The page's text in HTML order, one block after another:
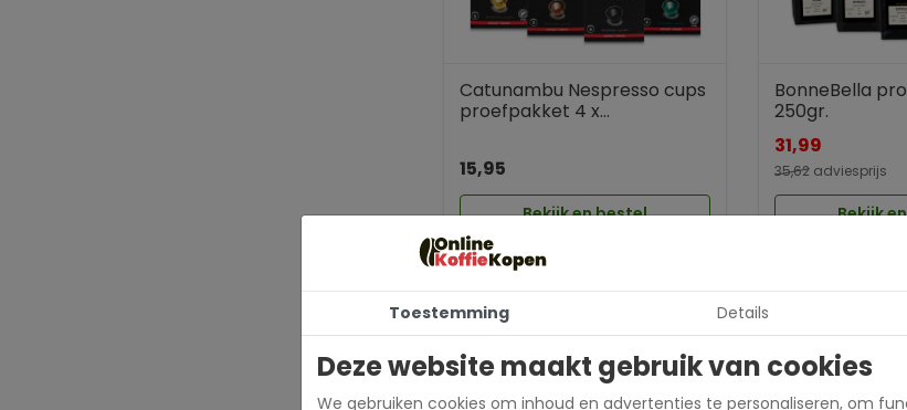
Catunambu Nespresso cups
proefpakket 4 x...
15,95
Bekijk en bestel
BonneBella
250gr.
31,99
35,62adviesprijs
Bekijk
In het assortiment vind je koffie proefpakketten van
koffiemerken die alleen gaan voor de beste kwaliteit.
koffie proefpakketten
zijn zorgvuldig samengesteld
Toestemming Details
Deze website maakt gebruik van cookies
We gebruiken cookies om inhoud en advertenties te personaliseren, om